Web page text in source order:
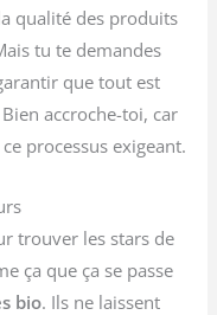
qualité des produits
tu te demandes
que tout est
accroche-toi, car
processus exigeant.
trouver les stars de
ça que ça se passe
bio. Ils ne laissent